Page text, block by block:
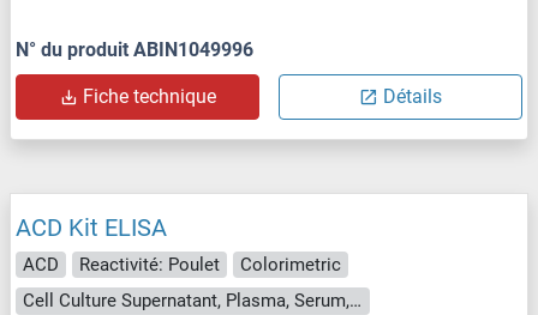
N° du produit ABIN1049996
Fiche technique Détails
ACD Kit ELISA
ACD Reactivité: Poulet
Colorimetric
Cell Culture Supernatant, Plasma, Serum, Tissue Homogenate